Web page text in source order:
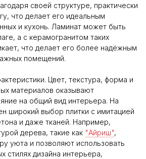
своей структуре, практически
что делает его идеальным
и кухонь. Ламинат может быть
а с керамогранитом таких
что делает его более надёжным
помещений.
Цвет, текстура, форма и
материалов оказывают
на общий вид интерьера. На
широкий выбор плитки с имитацией
и даже тканей. Например,
дерева, такие как "Айриш",
уюта и позволяют использовать
стилях дизайна интерьера,